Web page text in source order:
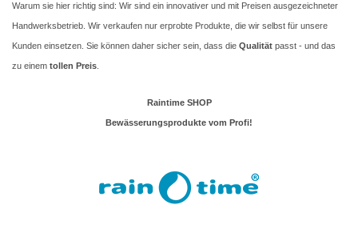
Warum sie hier richtig sind: Wir sind ein innovativer und mit Preisen ausgezeichneter
Handwerksbetrieb. Wir verkaufen nur erprobte Produkte, die wir selbst für unsere
Kunden einsetzen. Sie können daher sicher sein, dass die Qualität passt - und das
zu einem tollen Preis
Raintime SHOP
Bewässerungsprodukte vom Profi!